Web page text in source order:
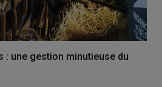
: une gestion minutieuse du